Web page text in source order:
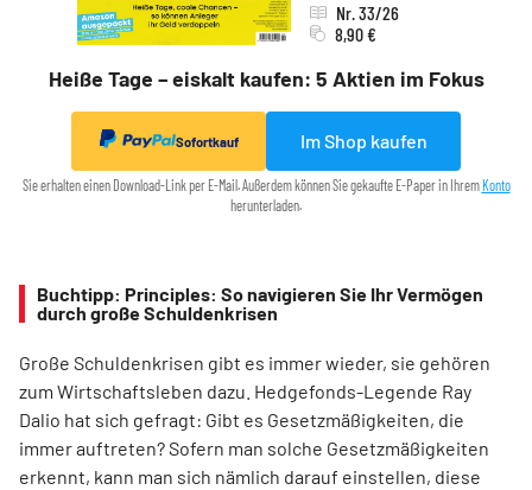
Heiße Tage – eiskalt kaufen: 5 Aktien im Fokus
Nr. 33/26
8,90 €
Sofortkauf Im Shop kaufen
Sie erhalten einen Download-Link per E-Mail. Außerdem können Sie gekaufte E-Paper in Ihrem Konto
herunterladen.
Buchtipp: Principles: So navigieren Sie Ihr Vermögen
durch große Schuldenkrisen
Große Schuldenkrisen gibt es immer wieder, sie gehören
zum Wirtschaftsleben dazu. Hedgefonds-Legende Ray
Dalio hat sich gefragt: Gibt es Gesetzmäßigkeiten, die
immer auftreten? Sofern man solche Gesetzmäßigkeiten
erkennt, kann man sich nämlich darauf einstellen, diese